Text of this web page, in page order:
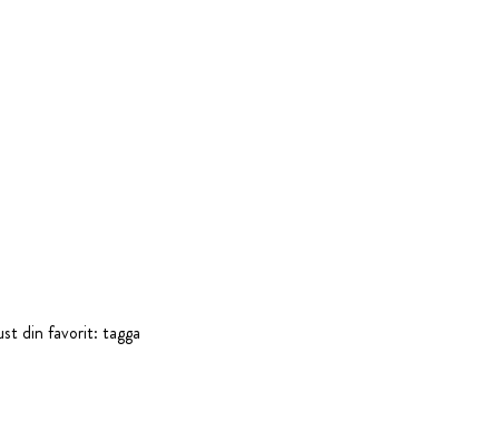
din favorit: tagga